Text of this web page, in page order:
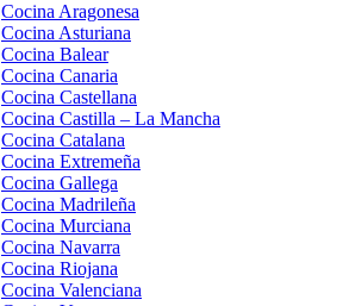
Cocina Aragonesa
Cocina Asturiana
Cocina Balear
Cocina Canaria
Cocina Castellana
Cocina Castilla – La Mancha
Cocina Catalana
Cocina Extremeña
Cocina Gallega
Cocina Madrileña
Cocina Murciana
Cocina Navarra
Cocina Riojana
Cocina Valenciana